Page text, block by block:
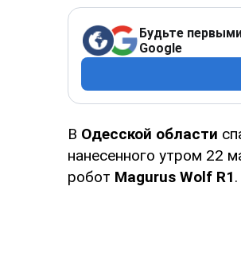
Будьте
Google
В Одесской области
нанесенного утром 22
робот Magurus Wolf R1.